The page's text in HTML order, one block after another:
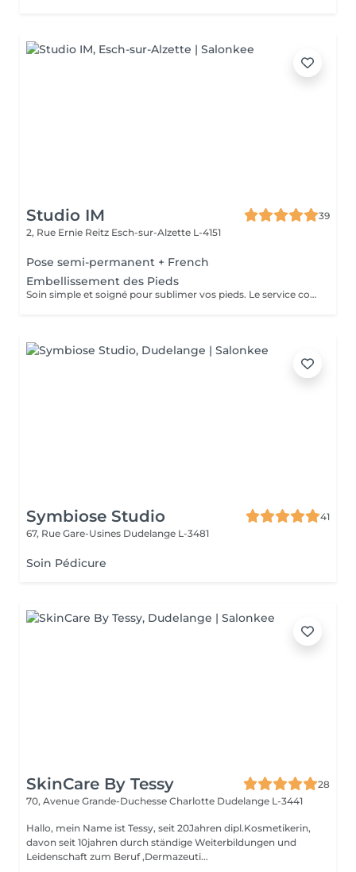
Studio IM
39
2, Rue Ernie Reitz Esch-sur-Alzette L-4151
Pose semi-permanent + French
Embellissement des Pieds
Soin simple et soigné pour sublimer vos pieds. Le service comprend: - Mise en forme des ongles, - Travail des cuticules, Idéal pour des pieds soignés et élégants au quotidien.
Symbiose Studio
41
67, Rue Gare-Usines Dudelange L-3481
Soin Pédicure
SkinCare By Tessy
28
70, Avenue Grande-Duchesse Charlotte Dudelange L-3441
Hallo, mein Name ist Tessy, seit 20Jahren dipl.Kosmetikerin,
davon seit 10jahren durch ständige Weiterbildungen und
Leidenschaft zum Beruf ,Dermazeuti...